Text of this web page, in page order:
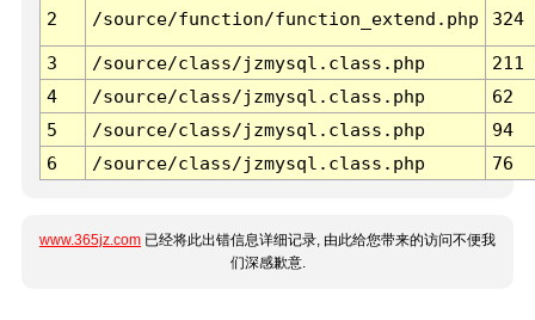
2 /source/function/function_extend.php 324
3 /source/class/jzmysql.class.php
211
4
/source/class/jzmysql.class.php
62
5
/source/class/jzmysql.class.php
94
6
/source/class/jzmysql.class.php 76
www.365jz.com 已经将此出错信息详细记录, 由此给您带来的访问不便我
们深感歉意.